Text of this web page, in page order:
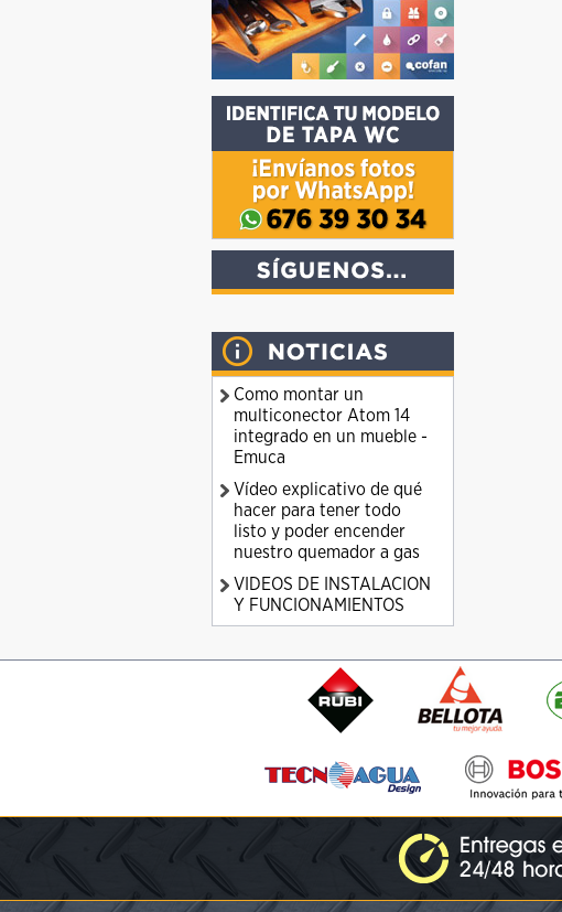
Como montar un
multiconector Atom 14
integrado en un mueble -
Emuca
Vídeo explicativo de qué
hacer para tener todo
listo y poder encender
nuestro quemador a gas
VIDEOS DE INSTALACION
Y FUNCIONAMIENTOS